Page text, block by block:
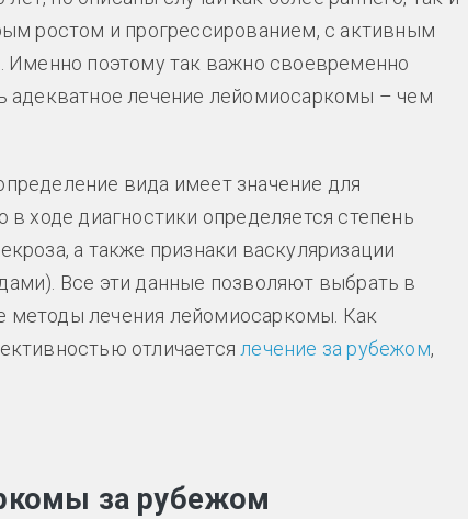
ростом и прогрессированием, с активным
Именно поэтому так важно своевременно
адекватное лечение лейомиосаркомы – чем
вида имеет значение для
ходе диагностики определяется степень
а также признаки васкуляризации
Все эти данные позволяют выбрать в
лечения лейомиосаркомы. Как
отличаетсялечение за рубежом,
за рубежом